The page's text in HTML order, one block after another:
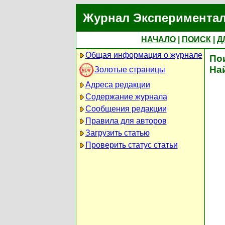
Журнал
НАЧАЛО ПОИСК
Общая информация о журнале
Золотые страницы
Адреса редакции
Содержание журнала
Сообщения редакции
Правила для авторов
Загрузить статью
Проверить статус статьи